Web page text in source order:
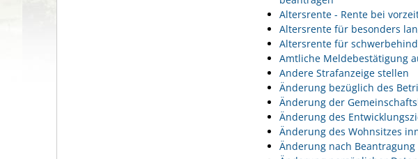
Altersrente - Rente bei
Altersrente für besonders
Altersrente für
Amtliche Meldebestätigung
Andere Strafanzeige stellen
Änderung bezüglich des
Änderung der
Änderung des
Änderung des Wohnsitzes
Änderung nach